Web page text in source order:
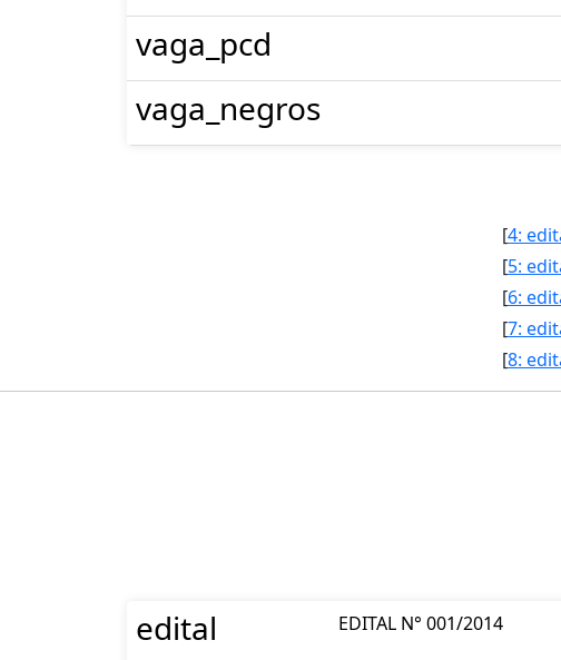
vaga_pcd
vaga_negros
[
[
[
[
[
edital EDITAL N° 001/2014